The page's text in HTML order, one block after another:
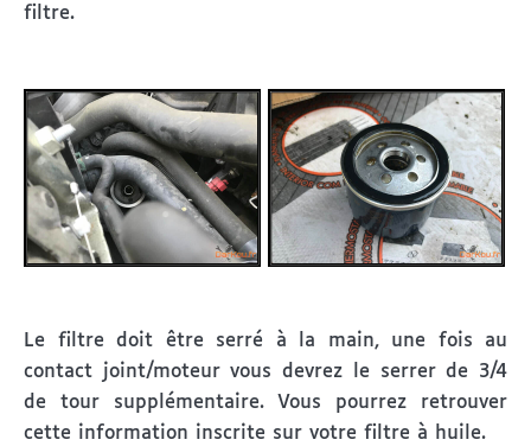
filtre.
Le filtre doit être serré à la main, une fois au
contact joint/moteur vous devrez le serrer de 3/4
de tour supplémentaire. Vous pourrez retrouver
cette information inscrite sur votre filtre à huile.